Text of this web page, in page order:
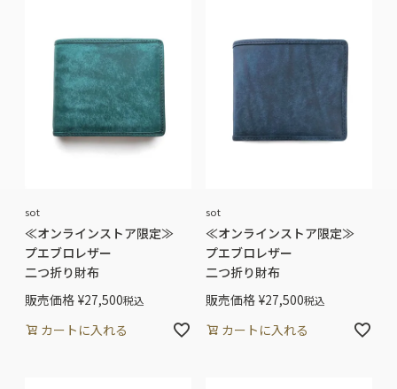
sot
≪オンラインストア限定≫
プエブロレザー
二つ折り財布
販売価格 ¥27,500税込
カートに入れる
sot
≪オンラインストア限定≫
プエブロレザー
二つ折り財布
販売価格 ¥27,500税込
カートに入れる